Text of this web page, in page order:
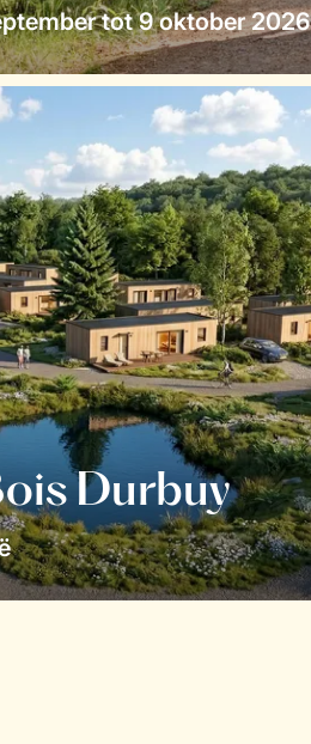
tot 9 oktober 2026
Durbuy